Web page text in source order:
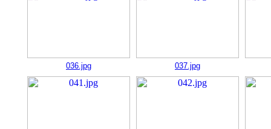
036.jpg 037.jpg